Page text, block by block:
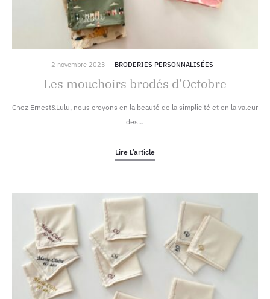
2 novembre 2023 BRODERIES PERSONNALISÉES
Les mouchoirs brodés d’Octobre
Chez Ernest&Lulu, nous croyons en la beauté de la simplicité et en la valeur
des…
Lire L’article